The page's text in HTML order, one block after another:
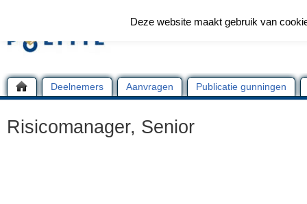
Deelnemers Aanvragen Publicatie gunningen
Risicomanager, Senior
Deze website maakt gebruik van